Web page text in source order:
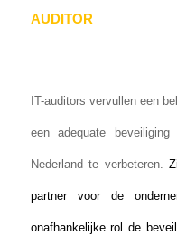
AUDITOR
IT-auditors vervullen een
een adequate
Nederland te verbeteren.
partner voor de
onafhankelijke rol de